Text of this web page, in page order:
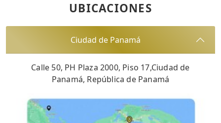
UBICACIONES
Ciudad de Panamá
Calle 50, PH Plaza 2000, Piso 17,Ciudad de
Panamá, República de Panamá